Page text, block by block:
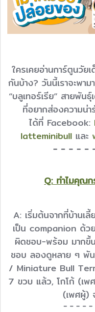
ใครเคยอ่านการ์ตูนวัย
กันบ้าง? วันนี้เราจะพา
“บลูเทอร์เรีย” สายพัน
ที่อยากส่องความน่
ได้ที่ Facebook:
latteminibull และ
- - - - -
Q: ทำไมคุณก
A: เริ่มต้นจากที่บ้านเ
เป็น companion ด้ว
ผิดชอบ-พร้อม มากขึ้
ชอบ ลองดูหลาย ๆ พั
/ Miniature Bull
7 ขวบ แล้ว, โกโก้ (เ
(เพศผู้)
- - - - -